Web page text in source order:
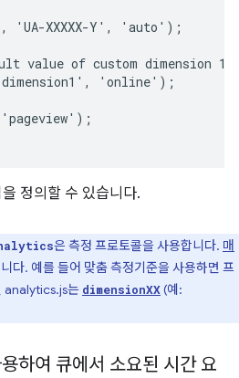
'UA-XXXXX-Y', 'auto');
value of custom dimension 1
'online');
정의할 수 있습니다.
은 측정 프로토콜을 사용합니다. 매
다. 예를 들어 맞춤 측정기준을 사용하면 프
analytics.js는 dimensionXX(예:
하여 큐에서 소요된 시간 요